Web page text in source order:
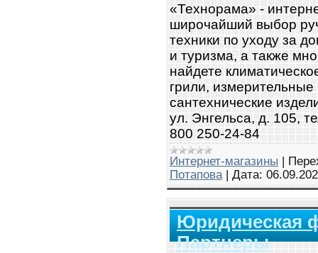
«Технорама» -
широчайший выбор
техники по уходу за
и туризма, а также
найдете
грили,
сантехнические
ул. Энгельса, д. 105,
800 250-24-84
Интернет-магазины |
Потапова | Дата:
Юридическая
Партнеры